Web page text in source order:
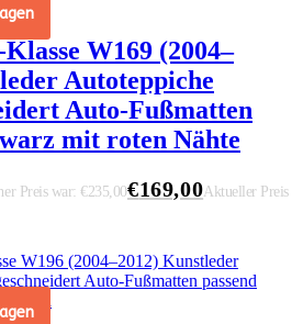
W169 (2004–
Autoteppiche
Auto-Fußmatten
mit roten Nähte
Preis war: €235,00€169,00Aktueller Preis